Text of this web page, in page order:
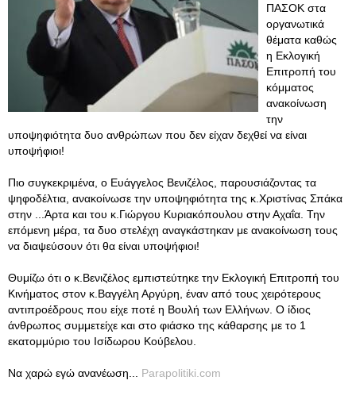
ΠΑΣΟΚ στα
οργανωτικά
θέματα καθώς
η Εκλογική
Επιτροπή του
κόμματος
ανακοίνωση
την
υποψηφιότητα δυο ανθρώπων που δεν είχαν δεχθεί να είναι
υποψήφιοι!
Πιο συγκεκριμένα, ο Ευάγγελος Βενιζέλος, παρουσιάζοντας τα
ψηφοδέλτια, ανακοίνωσε την υποψηφιότητα της κ.Χριστίνας Σπάκα
στην ...Άρτα και του κ.Γιώργου Κυριακόπουλου στην Αχαΐα. Την
επόμενη μέρα, τα δυο στελέχη αναγκάστηκαν με ανακοίνωση τους
να διαψεύσουν ότι θα είναι υποψήφιοι!
Θυμίζω ότι ο κ.Βενιζέλος εμπιστεύτηκε την Εκλογική Επιτροπή του
Κινήματος στον κ.Βαγγέλη Αργύρη, έναν από τους χειρότερους
αντιπροέδρους που είχε ποτέ η Βουλή των Ελλήνων. Ο ίδιος
άνθρωπος συμμετείχε και στο φιάσκο της κάθαρσης με το 1
εκατομμύριο του Ισίδωρου Κούβελου.
Να χαρώ εγώ ανανέωση... Parapolitiki.com